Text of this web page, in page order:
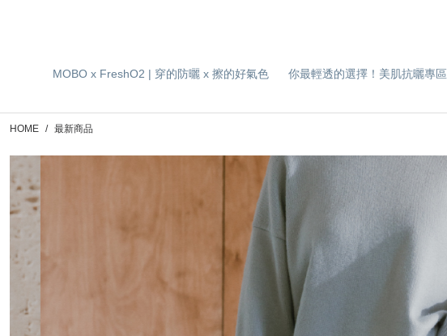
MOBO x FreshO2 | 穿的防曬 x 擦的好氣色 你最輕透的選擇！美肌抗曬專區
HOME 最新商品